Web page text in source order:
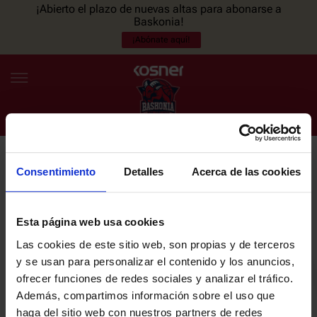
Consentimiento Detalles Acerca de las cookies
Esta página web usa cookies
Las cookies de este sitio web, son propias y de terceros
y se usan para personalizar el contenido y los anuncios,
ofrecer funciones de redes sociales y analizar el tráfico.
Además, compartimos información sobre el uso que
haga del sitio web con nuestros partners de redes
¡Abierto el plazo de nuevas altas para abonarse a
Baskonia!
¡Abónate aquí!
ES EU
NOTICIAS
PLANTILLA
ENTRADAS
NEWSLETTER
últimas noticias y promociones del club.
Email
He leído y acepto laPolítica de privacidaddel SASKI BASKONIA